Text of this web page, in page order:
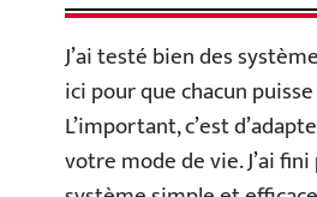
J’ai testé bien des
ici pour que chacun
L’important, c’est
votre mode de vie. J’ai